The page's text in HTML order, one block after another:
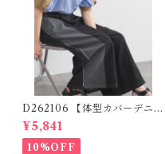
D262106 【体型カバーデニム
シリーズ】 デニム切替ワイド
パンツ / Denim Panel Wide
Pants
¥5,841
10%OFF